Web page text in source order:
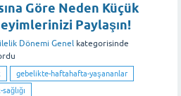
Göre Neden Küçük
Paylaşın!
Dönemi Genel kategorisinde
gebelikte-haftahafta-yaşananlar